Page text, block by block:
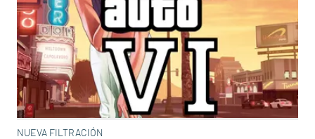
NUEVA FILTRACIÓN